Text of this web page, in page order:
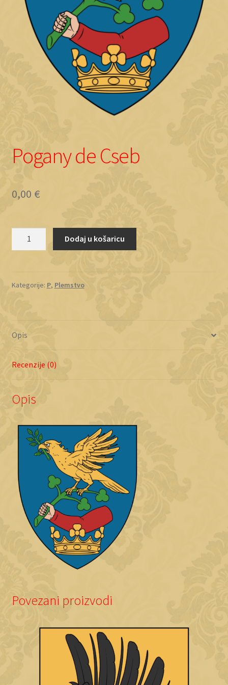
Objave
Pogany de Cseb
0,00 €
Dodaj u košaricu
Kategorije: P, Plemstvo
Opis
Recenzije (0)
Opis
Povezani proizvodi